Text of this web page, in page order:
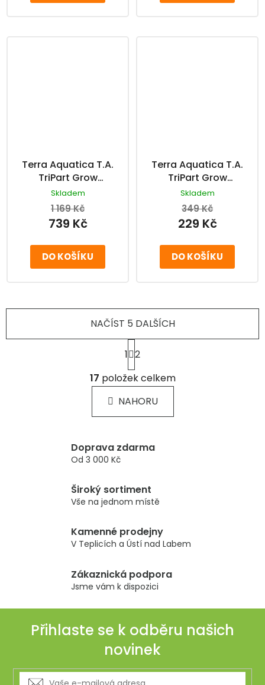
Terra Aquatica T.A.
TriPart Grow
třísložkové hnojivo 5
l
Skladem
DO KOŠÍKU
739 Kč
1 169 Kč
Terra Aquatica T.A.
TriPart Grow
třísložkové hnojivo 1 l
Skladem
DO KOŠÍKU
229 Kč
349 Kč
O
v
l
á
d
c
r
v
v
ý
i
s
NAČÍST 5 DALŠÍCH
S
t
r
á
n
k
n
1 2
17 položek celkem
NAHORU
Doprava zdarma
Od 3 000 Kč
Široký sortiment
Vše na jednom místě
Kamenné prodejny
V Teplicích a Ústí nad Labem
Zákaznická podpora
Jsme vám k dispozici
Přihlaste se k odběru našich
novinek